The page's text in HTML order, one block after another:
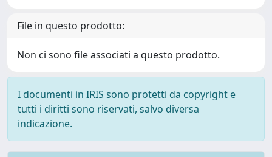
File in questo prodotto:
Non ci sono file associati a questo prodotto.
I documenti in IRIS sono protetti da copyright e
tutti i diritti sono riservati, salvo diversa
indicazione.